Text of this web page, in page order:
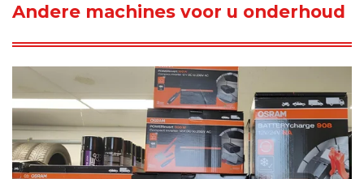
Andere machines voor u onderhoud